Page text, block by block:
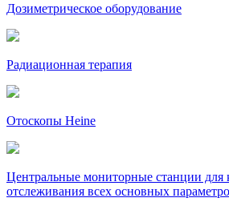
Дозиметрическое оборудование
Радиационная терапия
Отоскопы Heine
Центральные мониторные станции для
отслеживания всех основных